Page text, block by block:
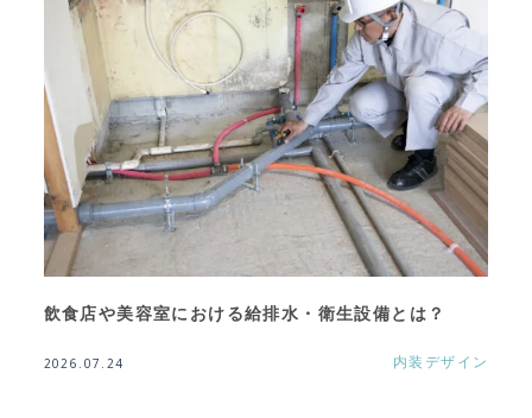
飲食店や美容室における給排水・衛生設備とは？
2026.07.24 内装デザイン